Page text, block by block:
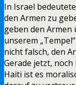
In Israel
den Armen zu
geben den
unserem
nicht falsch, den
Gerade jetzt,
Haiti ist es